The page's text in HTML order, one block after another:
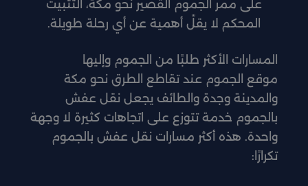
على ممر الجموم القصير نحو مكة، التثبيت
المحكم لا يقلّ أهمية عن أي رحلة طويلة.
المسارات الأكثر طلبًا من الجموم وإليها
موقع الجموم عند تقاطع الطرق نحو مكة
والمدينة وجدة والطائف يجعل نقل عفش
بالجموم خدمة تتوزع على اتجاهات كثيرة لا وجهة
واحدة. هذه أكثر مسارات نقل عفش بالجموم
تكرارًا: